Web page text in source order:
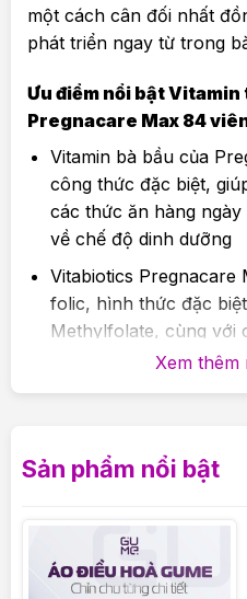
một cách cân đối nhất
phát triển ngay từ trong
Ưu điểm nổi bật Vitamin
Pregnacare Max 84
Vitamin bà bầu của
công thức đặc biệt,
các thức ăn hàng
về chế độ dinh dưỡng
Vitabiotics
folic, hình thức đặc
Methylfolate, cùng với
chất thiết yếu khác,
chiết xuất từ cá hồi
mà nhiều dòng vitamin
tháng đầu thai kỳ
chóng mặt, mệt mỏi.
Xem thêm
Sản phẩm nổi bật